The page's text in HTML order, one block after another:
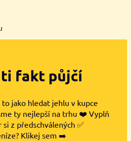
fakt půjčí
to jako hledat jehlu v kupce
ty nejlepší na trhu ❤️ Vyplň
z předschválených ✅
Klikej sem ➡️